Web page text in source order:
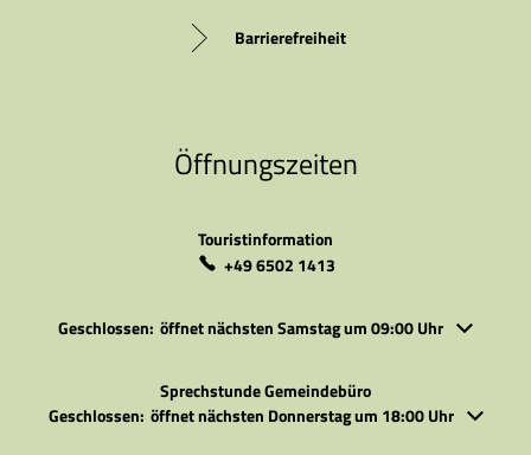
Barrierefreiheit
Öffnungszeiten
Touristinformation
+49 6502 1413
Klicken, um weitere Öffnungs- oder Schließzeiten auszublenden
Geschlossen: öffnet nächsten Samstag um 09:00 Uhr
Sprechstunde Gemeindebüro
Klicken, um weitere Öffnungs- oder Schließzeiten auszublenden
Geschlossen: öffnet nächsten Donnerstag um 18:00 Uhr